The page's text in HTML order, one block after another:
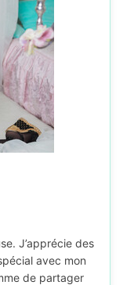
J’apprécie des
avec mon
de partager